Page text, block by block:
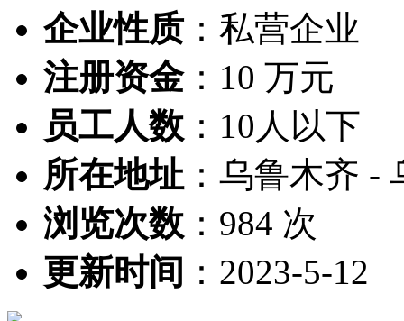
企业性质： 私营企业
注册资金： 10 万元
员工人数 ： 10人以下
所在地址 ： 乌鲁木齐 -
浏览次数 ： 984 次
更新时间 ： 2023-5-12